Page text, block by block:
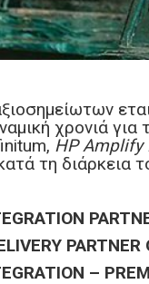
χρονιά
HP Amplify
τη διάρκεια
PARTNER
–